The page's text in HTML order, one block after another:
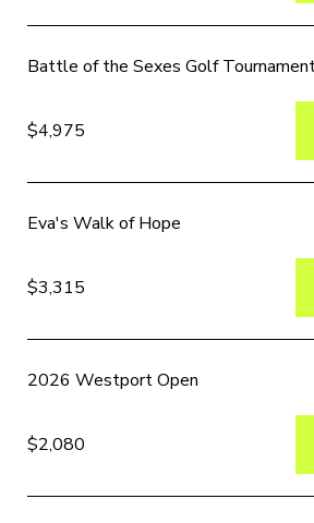
Battle of the Sexes Golf
$4,975
Eva's Walk of Hope
$3,315
2026 Westport Open
$2,080